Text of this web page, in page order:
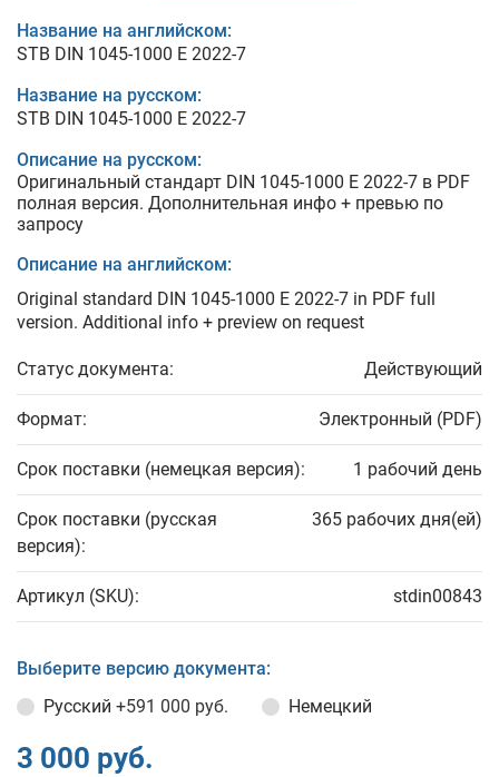
Название на английском:
STB DIN 1045-1000 E 2022-7
Название на русском:
STB DIN 1045-1000 E 2022-7
Описание на русском:
Оригинальный стандарт DIN 1045-1000 E 2022-7 в PDF
полная версия. Дополнительная инфо + превью по
запросу
Описание на английском:
Original standard DIN 1045-1000 E 2022-7 in PDF full
version. Additional info + preview on request
Статус документа: Действующий
Формат: Электронный (PDF)
Срок поставки (немецкая версия): 1 рабочий день
Срок поставки (русская
версия):
365 рабочих дня(ей)
Артикул (SKU): stdin00843
Выберите версию документа:
Русский +591 000 руб. Немецкий
3 000 руб.